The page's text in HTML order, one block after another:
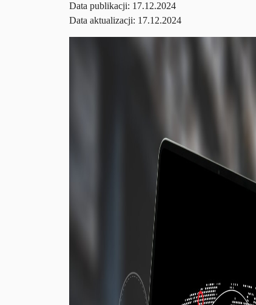
Data publikacji: 17.12.2024
Data aktualizacji: 17.12.2024